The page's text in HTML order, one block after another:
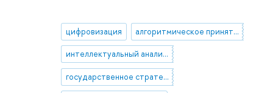
цифровизация алгоритмическое принятие решений
интеллектуальный анализ больших данных
государственное стратегическое планирование